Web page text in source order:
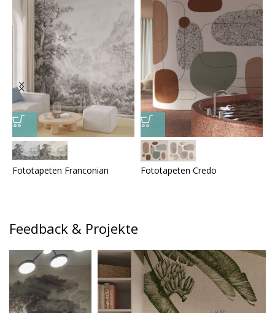
Fototapeten Franconian Fototapeten Credo
Feedback & Projekte